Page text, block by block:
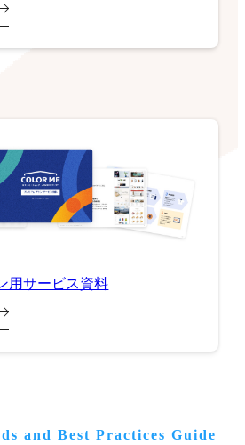
用サービス資料
and Best Practices Guide